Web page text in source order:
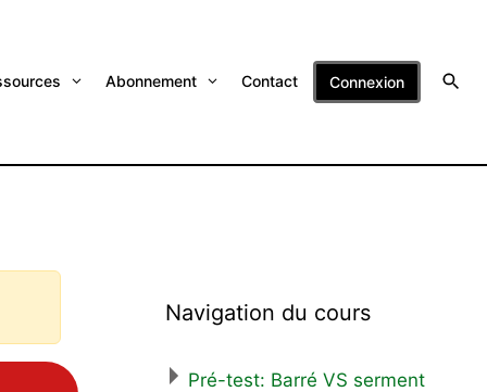
Abonnement Contact Connexion
Navigation du cours
Pré-test: Barré VS serment